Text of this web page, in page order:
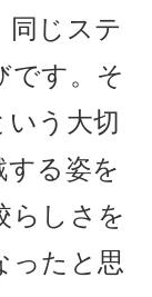
同じステ
です。そ
いう大切
る姿を
らしさを
ったと思